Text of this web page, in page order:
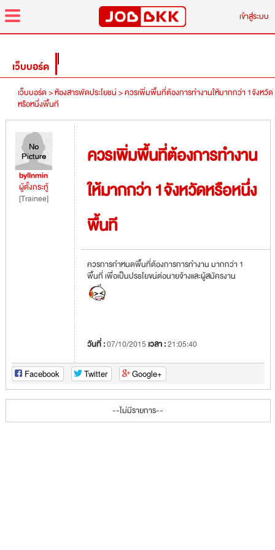
menu
เข้าสู่ระบบ
เว็บบอร์ด
เว็บบอร์ด >ห้องสารพัดประโยชน์ >ควรเพิ่มพื้นที่ต้องการทำงานให้มากกว่า 1จังหวัด
หรือหนึ่งพื้นที
byllnmin
ผู้ตั้งกระทู้
[Trainee]
ควรเพิ่มพื้นที่ต้องการทำงาน
ให้มากกว่า 1จังหวัดหรือหนึ่ง
พื้นที
ควรการกำหนดพื้นที่ต้องการการทำงาน มากกว่า 1
พื้นที่ เพื่อเป็นปรธโยขน์ต่อนายจ้างและผู้สมัครงาน
วันที่ :07/10/2015เวลา :21:05:40
Facebook Twitter Google+
--ไม่มีรายการ--